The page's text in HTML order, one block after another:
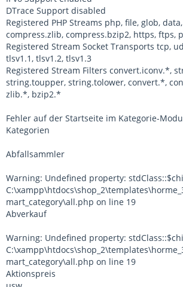
DTrace Support disabled
Registered PHP Streams php, file, glob,
compress.zlib, compress.bzip2, https, ftps,
Registered Stream Socket Transports tcp,
tlsv1.1, tlsv1.2, tlsv1.3
Registered Stream Filters convert.iconv.*,
string.toupper, string.tolower, convert.*,
zlib.*, bzip2.*
Fehler auf der Startseite im Kategorie-
Kategorien
Abfallsammler
Warning: Undefined property:
mart_category\all.php on line 19
Abverkauf
Warning: Undefined property:
mart_category\all.php on line 19
Aktionspreis